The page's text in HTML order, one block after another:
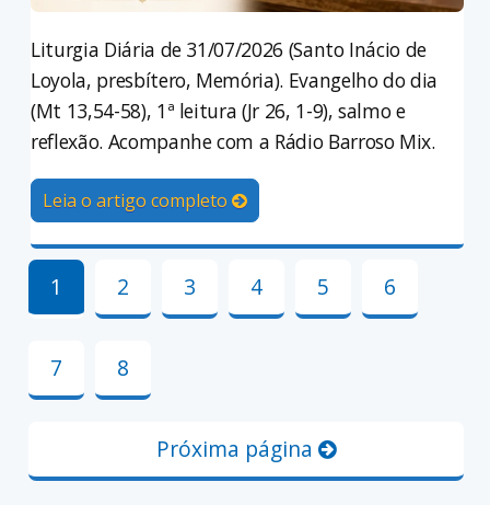
Liturgia Diária de 31/07/2026 (Santo Inácio de
Loyola, presbítero, Memória). Evangelho do dia
(Mt 13,54-58), 1ª leitura (Jr 26, 1-9), salmo e
reflexão. Acompanhe com a Rádio Barroso Mix.
Leia o artigo completo
1 2 3 4 5 6
7 8
Próxima página